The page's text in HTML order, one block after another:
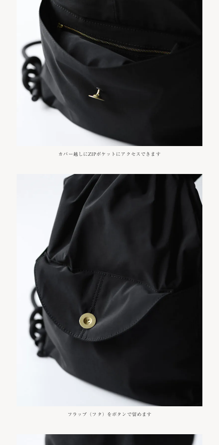
カバー越しにZIPポケットにアクセスできます
フラップ（フタ）をボタンで留めます